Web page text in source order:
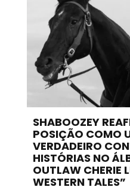
SHABOOZEY
POSIÇÃO COMO
VERDADEIRO
HISTÓRIAS NO
OUTLAW CHERIE
WESTERN TALES”